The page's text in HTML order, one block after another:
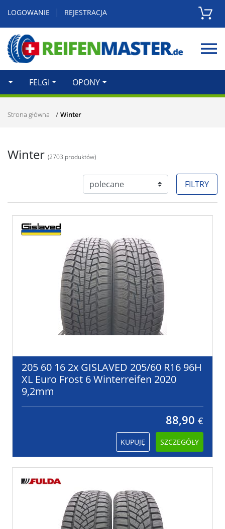
LOGOWANIE | REJESTRACJA
FELGI OPONY
Strona główna Winter
Winter (2703 produktów)
FILTRY
205 60 16 2x GISLAVED 205/60 R16 96H
XL Euro Frost 6 Winterreifen 2020
9,2mm
88,90 €
KUPUJĘ SZCZEGÓŁY